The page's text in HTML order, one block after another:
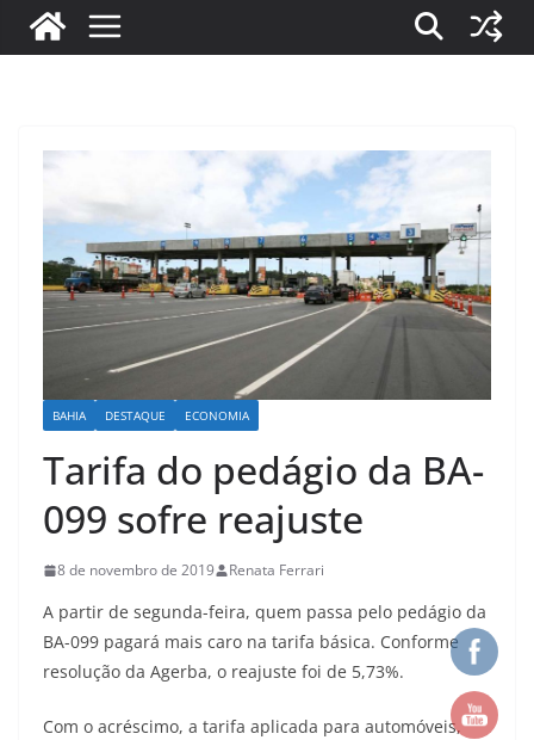
BAHIA DESTAQUE ECONOMIA
Tarifa do pedágio da BA-
099 sofre reajuste
8 de novembro de 2019 Renata Ferrari
A partir de segunda-feira, quem passa pelo pedágio da
BA-099 pagará mais caro na tarifa básica. Conforme
resolução da Agerba, o reajuste foi de 5,73%.
Com o acréscimo, a tarifa aplicada para automóveis,